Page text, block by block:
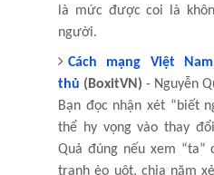
là mức được coi là
người.
Cách mạng Việt
thủ (BoxitVN) - Nguyễn
Bạn đọc nhận xét “biết
thể hy vọng vào thay
Quả đúng nếu xem
tranh èo uột, chia năm